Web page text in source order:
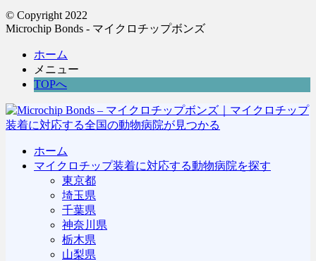
© Copyright 2022
Microchip Bonds - マイクロチップボンズ
ホーム
メニュー
TOPへ
ホーム
マイクロチップ装着に対応する動物病院を探す
東京都
埼玉県
千葉県
神奈川県
栃木県
山梨県